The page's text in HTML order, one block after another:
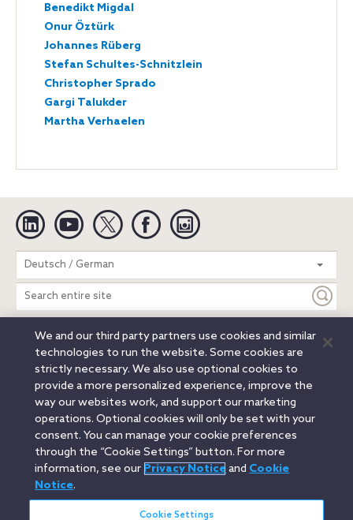
Benedikt Migdal
Onur Öztürk
Johannes Rüberg
Stefan Schultes-Schnitzlein
Christopher Sprado
Gargi Talukder
Martha Verhaelen
Linkedin YouTube Twitter Facebook
Deutsch / German
Search
entire
site
Legal Notices Privacy Notice
Cookie Notice
Attorney Advertising
Secure Login
© 2026 Orrick, Herrington & Sutcliffe LLP. All rights reserved.
Austin
Beijing Boston Brussels Charlotte
Chicago
Düsseldorf
Houston Los Angeles
Miami
Milan
Munich New York Orange County
Paris
Portland
Rome Sacramento
San Francisco
Santa Monica
Wheeling, W.V. (GOIC)
We and our third party partners use cookies and similar
technologies to run the website. Some cookies are
strictly necessary. We also use optional cookies to
provide a more personalized experience, improve the
way our websites work, and support our marketing
operations. Optional cookies will only be set with your
consent. You can manage your cookie preferences
through the “Cookie Settings” button. For more
information, see our Privacy Noticeand Cookie
Notice.
Cookie Settings